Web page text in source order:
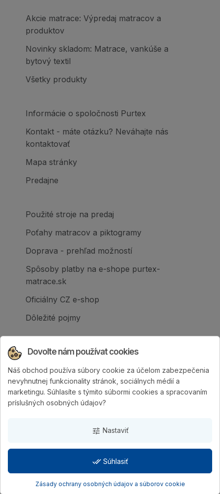
Akcie matrace: Výpredaj matracov a
produktov
Novinky skladom: Matrace, vankúše a
bytový textil
Všetky produkty
Informácie o spoločnosti Purtex
Kontakt - máte otázku? Neváhajte nás
kontaktovať
Mapa stránky
Predajne
Použité stroje na predaj
Poťahy matracov a piktogramy
Doprava - prehľad možností
Spôsoby platby na e-shope purtex-
matrace.sk
Oficiálny CZ e-shop
Dôležité pojmy
Spoločnosť PURTEX s.r.o., založená v roku
1995, je popredným slovenským výrobcom
postelí a klinicky hodnotených matracov.
| Vytvorila digitálna agentúra
Dovolte nám používat cookies
Náš obchod používa súbory cookie za účelom zabezpečenia
nevyhnutnej funkcionality stránok, sociálnych médií a
marketingu. Súhlasíte s týmito súbormi cookies a spracovaním
príslušných osobných údajov?
tune Nastaviť
done_all Súhlasiť
Zásady ochrany osobných údajov a súborov cookie